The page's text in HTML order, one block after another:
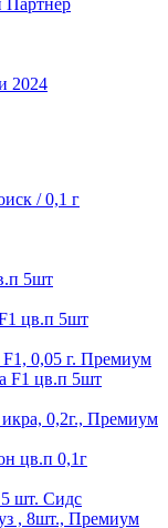
Партнёр
2024
/ 0,1 г
5шт
цв.п 5шт
0,05 г. Премиум
F1 цв.п 5шт
0,2г., Премиум
цв.п 0,1г
шт. Сидс
, 8шт., Премиум